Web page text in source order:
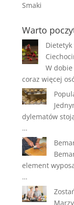
Smaki
Warto
Dietetyk
W
coraz więcej
dylematów
…
element
…